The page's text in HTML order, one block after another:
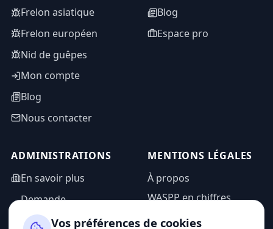
Frelon asiatique
Frelon européen
Nid de guêpes
Mon compte
Blog
Nous contacter
Blog
Espace pro
ADMINISTRATIONS
En savoir plus
Demande
d'information
MENTIONS LÉGALES
À propos
WASPP en chiffres
Mentions légales
Vos préférences de cookies